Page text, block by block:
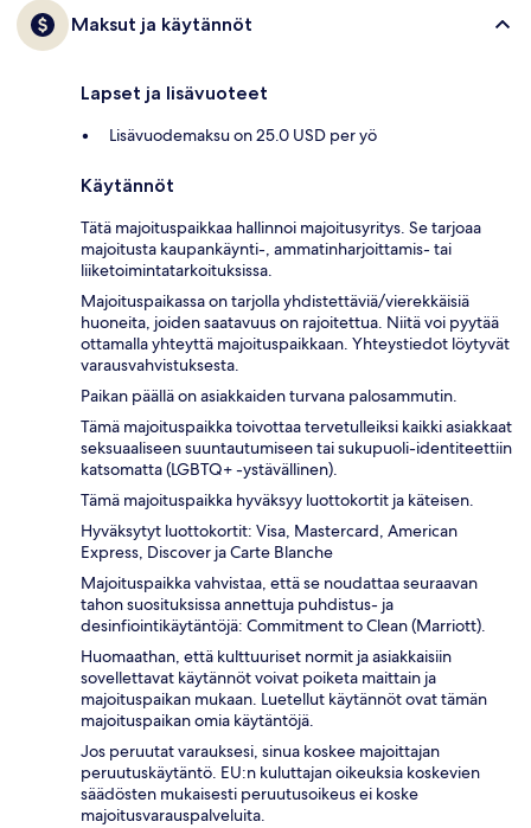
Maksut ja käytännöt
Lapset ja lisävuoteet
Lisävuodemaksu on 25.0 USD per yö
Käytännöt
Tätä majoituspaikkaa hallinnoi majoitusyritys. Se tarjoaa
majoitusta kaupankäynti-, ammatinharjoittamis- tai
liiketoimintatarkoituksissa.
Majoituspaikassa on tarjolla yhdistettäviä/vierekkäisiä
huoneita, joiden saatavuus on rajoitettua. Niitä voi pyytää
ottamalla yhteyttä majoituspaikkaan. Yhteystiedot löytyvät
varausvahvistuksesta.
Paikan päällä on asiakkaiden turvana palosammutin.
Tämä majoituspaikka toivottaa tervetulleiksi kaikki asiakkaat
seksuaaliseen suuntautumiseen tai sukupuoli-identiteettiin
katsomatta (LGBTQ+ -ystävällinen).
Tämä majoituspaikka hyväksyy luottokortit ja käteisen.
Hyväksytyt luottokortit: Visa, Mastercard, American
Express, Discover ja Carte Blanche
Majoituspaikka vahvistaa, että se noudattaa seuraavan
tahon suosituksissa annettuja puhdistus- ja
desinfiointikäytäntöjä: Commitment to Clean (Marriott).
Huomaathan, että kulttuuriset normit ja asiakkaisiin
sovellettavat käytännöt voivat poiketa maittain ja
majoituspaikan mukaan. Luetellut käytännöt ovat tämän
majoituspaikan omia käytäntöjä.
Jos peruutat varauksesi, sinua koskee majoittajan
peruutuskäytäntö. EU:n kuluttajan oikeuksia koskevien
säädösten mukaisesti peruutusoikeus ei koske
majoitusvarauspalveluita.